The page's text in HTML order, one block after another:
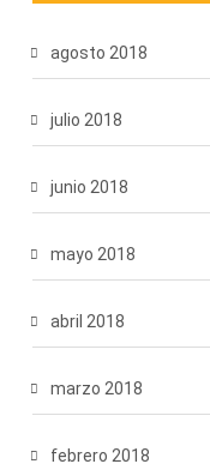
agosto 2018
julio 2018
junio 2018
mayo 2018
abril 2018
marzo 2018
febrero 2018